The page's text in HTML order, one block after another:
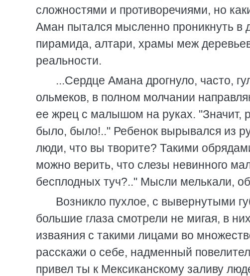
сложностями и противоречиями, но
Аман пытался мысленно проникнуть в
пирамида, алтари, храмы меж
реальности.
...Сердце Амана дрогнуло, часто,
ольмеков, в полном молчании
ее жрец с малышом на руках. "Значит,
было, было!.." Ребенок вырывался из
люди, что вы творите? Такими
можно верить, что слезы невинного
бесплодных туч?.." Мысли мелькали,
Возникло пухлое, с вывернутыми
большие глаза смотрели не мигая, в
изваяния с такими лицами во
расскажи о себе, надменный
привел ты к Мексиканскому заливу